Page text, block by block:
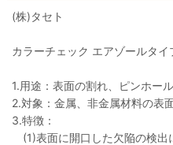
(株)タセト
カラーチェック エアゾールタ
1.用途：表面の割れ、ピンホー
2.対象：金属、非金属材料の表
3.特徴：
(1)表面に開口した欠陥の検出